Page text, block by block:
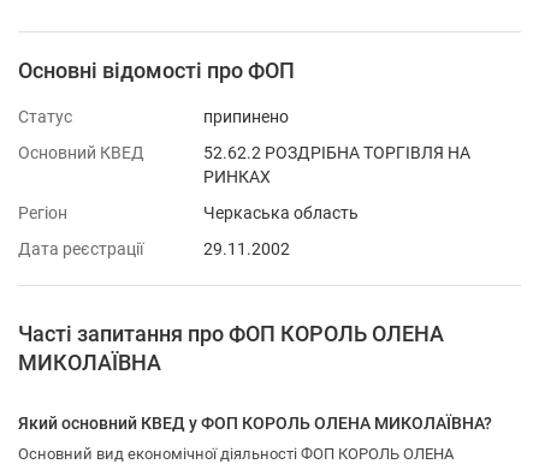
Основні відомості про ФОП
Статус
припинено
Основний КВЕД
52.62.2 РОЗДРІБНА ТОРГІВЛЯ НА
РИНКАХ
Регіон
Черкаська область
Дата реєстрації
29.11.2002
Часті запитання про ФОП КОРОЛЬ ОЛЕНА
МИКОЛАЇВНА
Який основний КВЕД у ФОП КОРОЛЬ ОЛЕНА МИКОЛАЇВНА?
Основний вид економічної діяльності ФОП КОРОЛЬ ОЛЕНА